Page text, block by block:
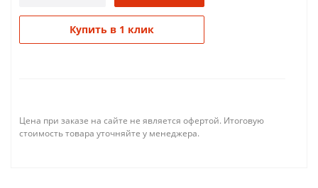
Купить в 1 клик
Цена при заказе на сайте не является офертой. Итоговую
стоимость товара уточняйте у менеджера.